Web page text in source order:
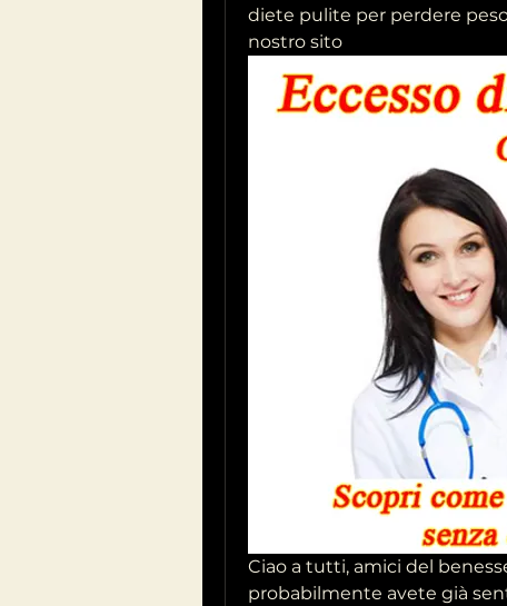
diete pulite per perdere
nostro sito
Ciao a tutti, amici del
probabilmente avete già